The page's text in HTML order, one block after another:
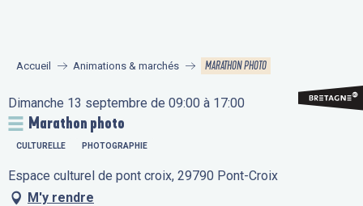
principal
Accueil Animations & marchés MARATHON PHOTO
Dimanche 13 septembre de 09:00 à 17:00
Marathon photo
CULTURELLE PHOTOGRAPHIE
Espace culturel de pont croix, 29790 Pont-Croix
M'y rendre